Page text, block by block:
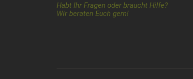
Habt Ihr Fragen oder braucht Hilfe?
Wir beraten Euch gern!